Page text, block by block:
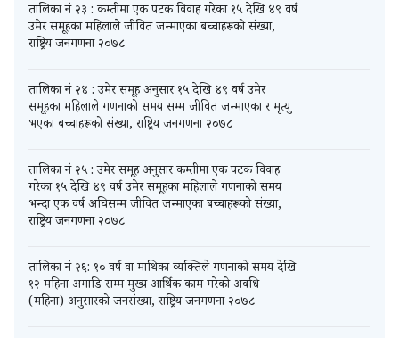
तालिका नं २३ : कम्तीमा एक पटक विवाह गरेका १५ देखि ४९ वर्ष
उमेर समूहका महिलाले जीवित जन्माएका बच्चाहरूको संख्या,
राष्ट्रिय जनगणना २०७८
तालिका नं २४ : उमेर समूह अनुसार १५ देखि ४९ वर्ष उमेर
समूहका महिलाले गणनाको समय सम्म जीवित जन्माएका र मृत्यु
भएका बच्चाहरूको संख्या, राष्ट्रिय जनगणना २०७८
तालिका नं २५ : उमेर समूह अनुसार कम्तीमा एक पटक विवाह
गरेका १५ देखि ४९ वर्ष उमेर समूहका महिलाले गणनाको समय
भन्दा एक वर्ष अघिसम्म जीवित जन्माएका बच्चाहरूको संख्या,
राष्ट्रिय जनगणना २०७८
तालिका नं २६: १० वर्ष वा माथिका व्यक्तिले गणनाको समय देखि
१२ महिना अगाडि सम्म मुख्य आर्थिक काम गरेको अवधि
(महिना) अनुसारको जनसंख्या, राष्ट्रिय जनगणना २०७८